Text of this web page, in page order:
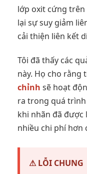
lớp oxit cứng trên
lại sự suy giảm
cải thiện liên kết
Tôi đã thấy các
này. Họ cho rằng
chỉnh sẽ hoạt
ra trong quá
khi nhãn đã được
nhiều chi phí hơn
⚠ LỖI CHUNG